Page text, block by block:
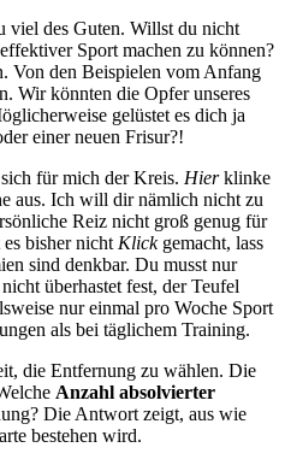
viel des Guten. Willst du nicht
Sport machen zu können?
Von den Beispielen vom Anfang
Wir könnten die Opfer unseres
gelüstet es dich ja
einer neuen Frisur?!
für mich der Kreis. Hierklinke
aus. Ich will dir nämlich nicht zu
Reiz nicht groß genug für
bisher nichtKlickgemacht, lass
sind denkbar. Du musst nur
überhastet fest, der Teufel
nur einmal pro Woche Sport
als bei täglichem Training.
die Entfernung zu wählen. Die
Anzahl absolvierter
Die Antwort zeigt, aus wie
bestehen wird.